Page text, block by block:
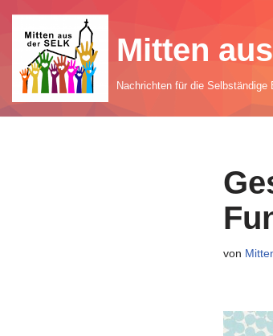
Zum
Inhalt
springen
Mitten
Nachrichten für die
von